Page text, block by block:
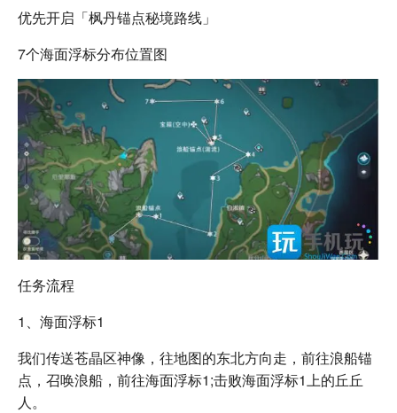
优先开启「枫丹锚点秘境路线」
7个海面浮标分布位置图
任务流程
1、海面浮标1
我们传送苍晶区神像，往地图的东北方向走，前往浪船锚
点，召唤浪船，前往海面浮标1;击败海面浮标1上的丘丘
人。